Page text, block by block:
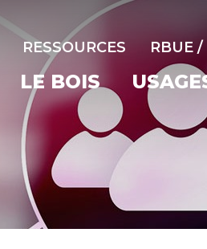
RESSOURCES RBUE
LE BOIS